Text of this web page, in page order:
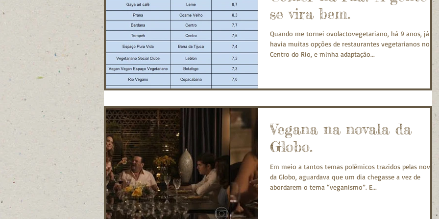
se vira bem.
Quando me tornei ovolactovegetariano, há 9 anos, já
havia muitas opções de restaurantes vegetarianos no
Centro do Rio, e minha adaptação...
Vegana na novala da
Globo.
Em meio a tantos temas polêmicos trazidos pelas
da Globo, aguardava que um dia chegasse a vez de
abordarem o tema “veganismo”. E...